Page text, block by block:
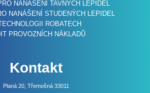
NANÁŠENÍ TAVNÝCH LEPIDEL
NANÁŠENÍ STUDENÝCH LEPIDEL
ROBATECH
PROVOZNÍCH NÁKLADŮ
Kontakt
Planá 20, Třemošná 33011